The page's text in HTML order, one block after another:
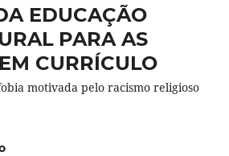
EDUCAÇÃO
PARA AS
CURRÍCULO
motivada pelo racismo religioso